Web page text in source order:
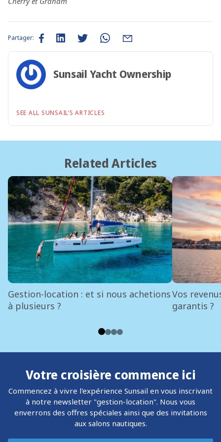
Partager:
Sunsail Yacht Ownership
SEE ALL SUNSAIL’S ARTICLES
Related Articles
Gestion-location : et si nous achetions
à plusieurs ?
Vos
garantis ?
Votre croisière commence ici
Commencez à vivre l'expérience Sunsail en vous inscrivant
à notre newsletter "gestion-location". Nous vous
enverrons des offres spéciales ainsi que des invitations
aux salons nautiques.